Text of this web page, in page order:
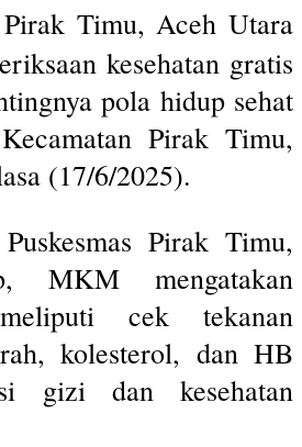
Pirak Timu, Aceh Utara
kesehatan gratis
pola hidup sehat
Pirak Timu,
(17/6/2025).
Pirak Timu,
MKM mengatakan
cek tekanan
kolesterol, dan HB
gizi dan kesehatan